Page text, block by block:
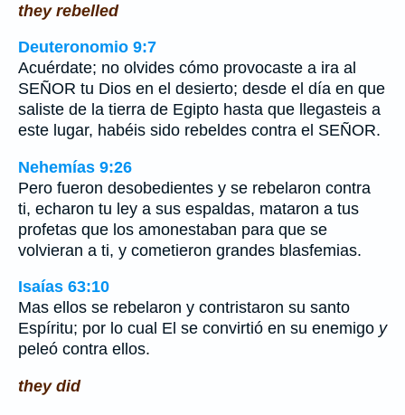
they rebelled
Deuteronomio 9:7
Acuérdate; no olvides cómo provocaste a ira al
SEÑOR tu Dios en el desierto; desde el día en que
saliste de la tierra de Egipto hasta que llegasteis a
este lugar, habéis sido rebeldes contra el SEÑOR.
Nehemías 9:26
Pero fueron desobedientes y se rebelaron contra
ti, echaron tu ley a sus espaldas, mataron a tus
profetas que los amonestaban para que se
volvieran a ti, y cometieron grandes blasfemias.
Isaías 63:10
Mas ellos se rebelaron y contristaron su santo
Espíritu; por lo cual El se convirtió en su enemigo y
peleó contra ellos.
they did